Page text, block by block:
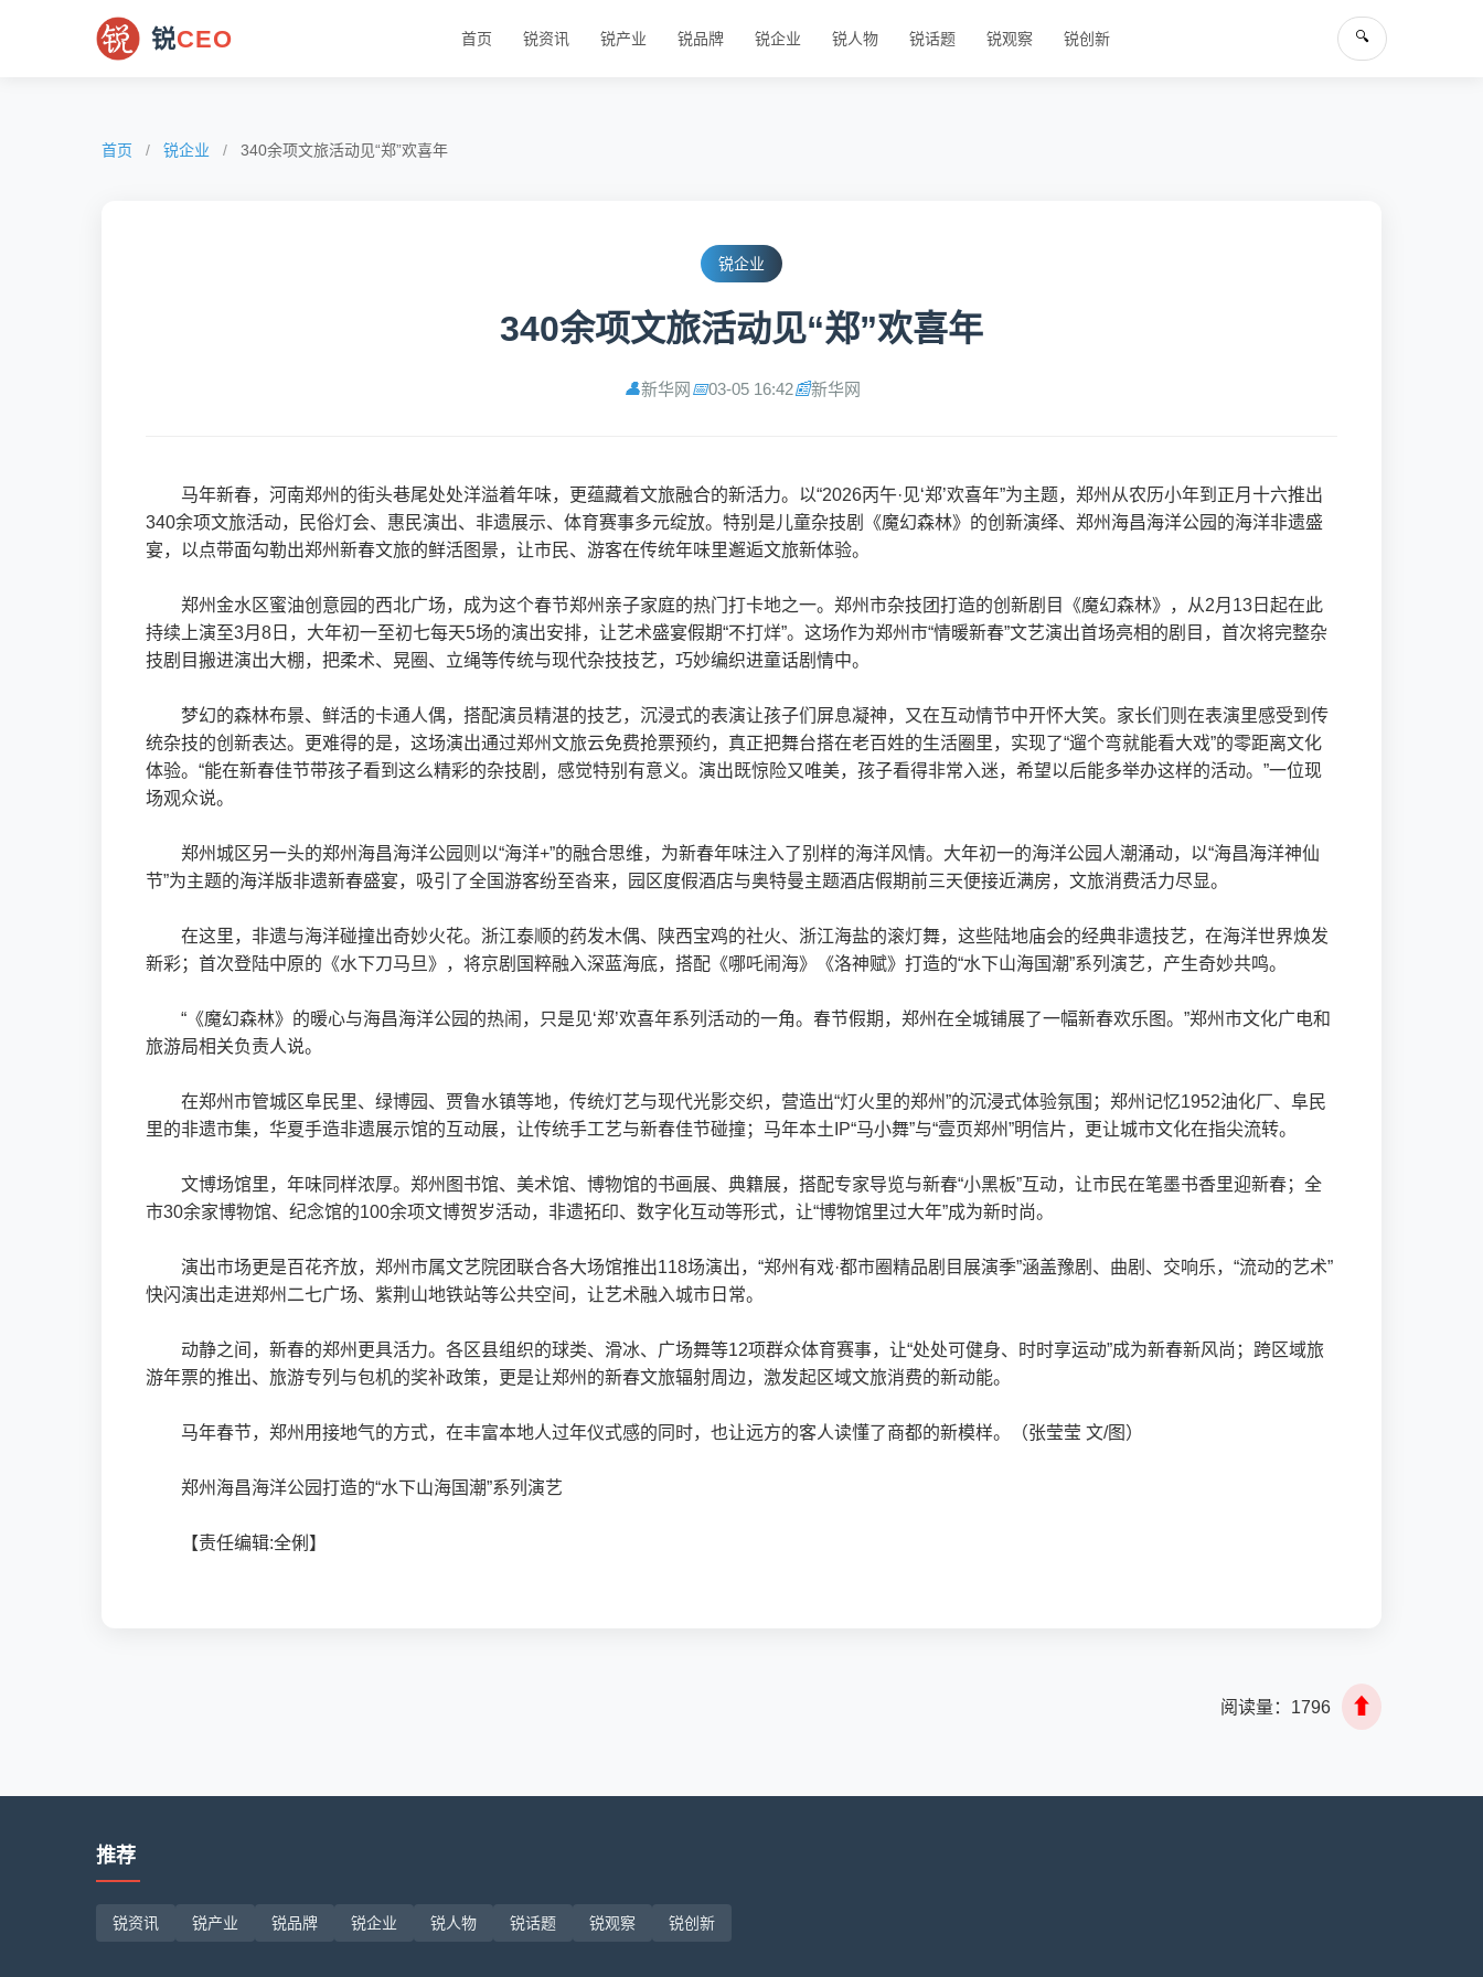
锐CEO 首页 锐资讯 锐产业 锐品牌 锐企业 锐人物 锐话题 锐观察 锐创新 🔍
首页 / 锐企业 / 340余项文旅活动见“郑”欢喜年
锐企业
340余项文旅活动见“郑”欢喜年
👤新华网 📅03-05 16:42📰新华网
马年新春，河南郑州的街头巷尾处处洋溢着年味，更蕴藏着文旅融合的新活力。以“2026丙午·见‘郑’欢喜年”为主题，郑州从农历小年到正月十六推出
340余项文旅活动，民俗灯会、惠民演出、非遗展示、体育赛事多元绽放。特别是儿童杂技剧《魔幻森林》的创新演绎、郑州海昌海洋公园的海洋非遗盛
宴，以点带面勾勒出郑州新春文旅的鲜活图景，让市民、游客在传统年味里邂逅文旅新体验。
郑州金水区蜜油创意园的西北广场，成为这个春节郑州亲子家庭的热门打卡地之一。郑州市杂技团打造的创新剧目《魔幻森林》，从2月13日起在此
持续上演至3月8日，大年初一至初七每天5场的演出安排，让艺术盛宴假期“不打烊”。这场作为郑州市“情暖新春”文艺演出首场亮相的剧目，首次将完整杂
技剧目搬进演出大棚，把柔术、晃圈、立绳等传统与现代杂技技艺，巧妙编织进童话剧情中。
梦幻的森林布景、鲜活的卡通人偶，搭配演员精湛的技艺，沉浸式的表演让孩子们屏息凝神，又在互动情节中开怀大笑。家长们则在表演里感受到传
统杂技的创新表达。更难得的是，这场演出通过郑州文旅云免费抢票预约，真正把舞台搭在老百姓的生活圈里，实现了“遛个弯就能看大戏”的零距离文化
体验。“能在新春佳节带孩子看到这么精彩的杂技剧，感觉特别有意义。演出既惊险又唯美，孩子看得非常入迷，希望以后能多举办这样的活动。”一位现
场观众说。
郑州城区另一头的郑州海昌海洋公园则以“海洋+”的融合思维，为新春年味注入了别样的海洋风情。大年初一的海洋公园人潮涌动，以“海昌海洋神仙
节”为主题的海洋版非遗新春盛宴，吸引了全国游客纷至沓来，园区度假酒店与奥特曼主题酒店假期前三天便接近满房，文旅消费活力尽显。
在这里，非遗与海洋碰撞出奇妙火花。浙江泰顺的药发木偶、陕西宝鸡的社火、浙江海盐的滚灯舞，这些陆地庙会的经典非遗技艺，在海洋世界焕发
新彩；首次登陆中原的《水下刀马旦》，将京剧国粹融入深蓝海底，搭配《哪吒闹海》《洛神赋》打造的“水下山海国潮”系列演艺，产生奇妙共鸣。
“《魔幻森林》的暖心与海昌海洋公园的热闹，只是见‘郑’欢喜年系列活动的一角。春节假期，郑州在全城铺展了一幅新春欢乐图。”郑州市文化广电和
旅游局相关负责人说。
在郑州市管城区阜民里、绿博园、贾鲁水镇等地，传统灯艺与现代光影交织，营造出“灯火里的郑州”的沉浸式体验氛围；郑州记忆1952油化厂、阜民
里的非遗市集，华夏手造非遗展示馆的互动展，让传统手工艺与新春佳节碰撞；马年本土IP“马小舞”与“壹页郑州”明信片，更让城市文化在指尖流转。
文博场馆里，年味同样浓厚。郑州图书馆、美术馆、博物馆的书画展、典籍展，搭配专家导览与新春“小黑板”互动，让市民在笔墨书香里迎新春；全
市30余家博物馆、纪念馆的100余项文博贺岁活动，非遗拓印、数字化互动等形式，让“博物馆里过大年”成为新时尚。
演出市场更是百花齐放，郑州市属文艺院团联合各大场馆推出118场演出，“郑州有戏·都市圈精品剧目展演季”涵盖豫剧、曲剧、交响乐，“流动的艺术”
快闪演出走进郑州二七广场、紫荆山地铁站等公共空间，让艺术融入城市日常。
动静之间，新春的郑州更具活力。各区县组织的球类、滑冰、广场舞等12项群众体育赛事，让“处处可健身、时时享运动”成为新春新风尚；跨区域旅
游年票的推出、旅游专列与包机的奖补政策，更是让郑州的新春文旅辐射周边，激发起区域文旅消费的新动能。
马年春节，郑州用接地气的方式，在丰富本地人过年仪式感的同时，也让远方的客人读懂了商都的新模样。（张莹莹 文/图）
郑州海昌海洋公园打造的“水下山海国潮”系列演艺
【责任编辑:全俐】
阅读量： 1796 ⬆
推荐
锐资讯 锐产业 锐品牌 锐企业 锐人物 锐话题 锐观察 锐创新